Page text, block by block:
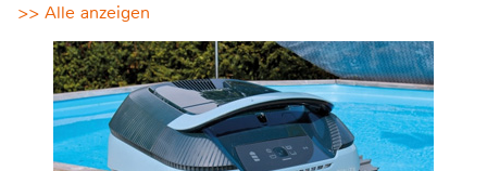
>> Alle anzeigen